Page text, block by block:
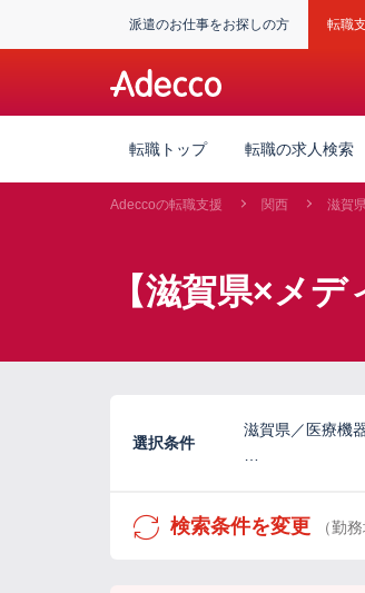
派遣のお仕事をお探しの方 転職
転職トップ 転職の求人検索
Adeccoの転職支援 関西 滋賀県
【滋賀県×メ
選択条件
滋賀県／医療機
検索条件を変更 （勤